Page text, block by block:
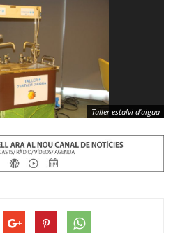
Taller estalvi d'aigua